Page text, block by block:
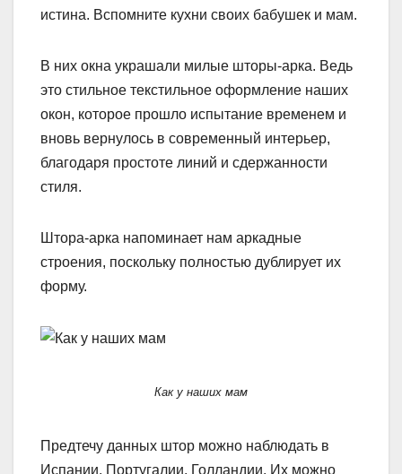
истина. Вспомните кухни своих бабушек и мам.
В них окна украшали милые шторы-арка. Ведь
это стильное текстильное оформление наших
окон, которое прошло испытание временем и
вновь вернулось в современный интерьер,
благодаря простоте линий и сдержанности
стиля.
Штора-арка напоминает нам аркадные
строения, поскольку полностью дублирует их
форму.
Как у наших мам
Предтечу данных штор можно наблюдать в
Испании, Португалии, Голландии. Их можно